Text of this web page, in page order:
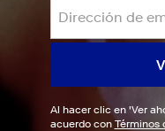
Al hacer clic en 'Ver
acuerdo con Términos